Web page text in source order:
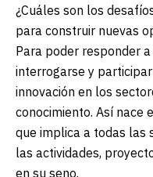
¿Cuáles son los
para construir nuevas
Para poder responder
interrogarse y
innovación en los
conocimiento. Así nace
que implica a todas las
las actividades,
en su seno.